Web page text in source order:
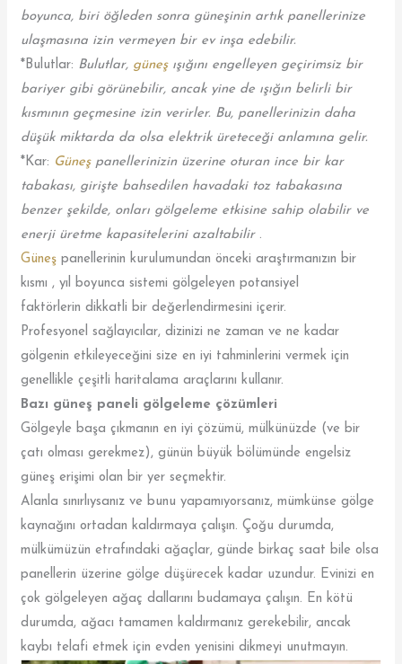
boyunca, biri öğleden sonra güneşinin artık panellerinize
ulaşmasına izin vermeyen bir ev inşa edebilir.
*Bulutlar: Bulutlar, güneşışığını engelleyen geçirimsiz bir
bariyer gibi görünebilir, ancak yine de ışığın belirli bir
kısmının geçmesine izin verirler. Bu, panellerinizin daha
düşük miktarda da olsa elektrik üreteceği anlamına gelir.
*Kar: Güneşpanellerinizin üzerine oturan ince bir kar
tabakası, girişte bahsedilen havadaki toz tabakasına
benzer şekilde, onları gölgeleme etkisine sahip olabilir ve
enerji üretme kapasitelerini azaltabilir.
Güneş panellerinin kurulumundan önceki araştırmanızın bir
kısmı , yıl boyunca sistemi gölgeleyen potansiyel
faktörlerin dikkatli bir değerlendirmesini içerir.
Profesyonel sağlayıcılar, dizinizi ne zaman ve ne kadar
gölgenin etkileyeceğini size en iyi tahminlerini vermek için
genellikle çeşitli haritalama araçlarını kullanır.
Bazı güneş paneli gölgeleme çözümleri
Gölgeyle başa çıkmanın en iyi çözümü, mülkünüzde (ve bir
çatı olması gerekmez), günün büyük bölümünde engelsiz
güneş erişimi olan bir yer seçmektir.
Alanla sınırlıysanız ve bunu yapamıyorsanız, mümkünse gölge
kaynağını ortadan kaldırmaya çalışın. Çoğu durumda,
mülkümüzün etrafındaki ağaçlar, günde birkaç saat bile olsa
panellerin üzerine gölge düşürecek kadar uzundur. Evinizi en
çok gölgeleyen ağaç dallarını budamaya çalışın. En kötü
durumda, ağacı tamamen kaldırmanız gerekebilir, ancak
kaybı telafi etmek için evden yenisini dikmeyi unutmayın.